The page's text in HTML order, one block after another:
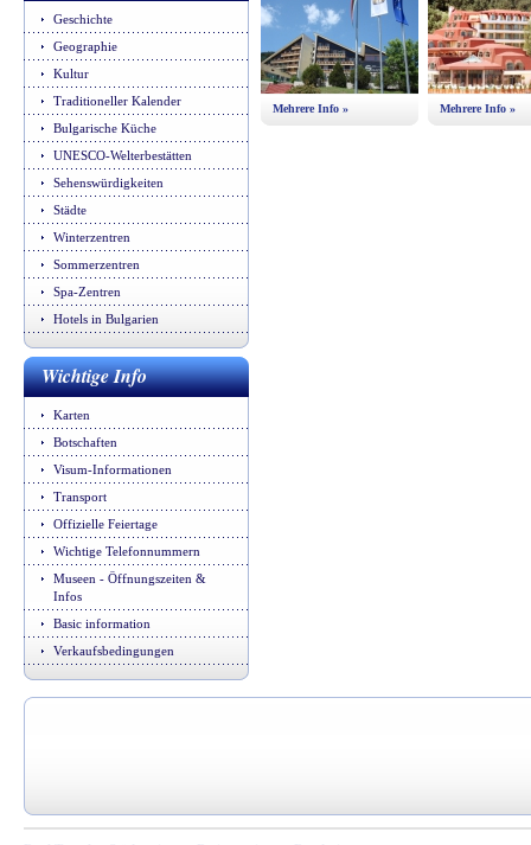
Geschichte
Geographie
Kultur
Traditioneller Kalender
Bulgarische Küche
UNESCO-Welterbestätten
Sehenswürdigkeiten
Städte
Winterzentren
Sommerzentren
Spa-Zentren
Hotels in Bulgarien
Wichtige Info
Karten
Botschaften
Visum-Informationen
Transport
Offizielle Feiertage
Wichtige Telefonnummern
Museen - Öffnungszeiten &
Infos
Basic information
Verkaufsbedingungen
Mehrere Info » Mehrere Info »